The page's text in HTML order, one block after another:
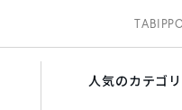
人気のカテゴリ